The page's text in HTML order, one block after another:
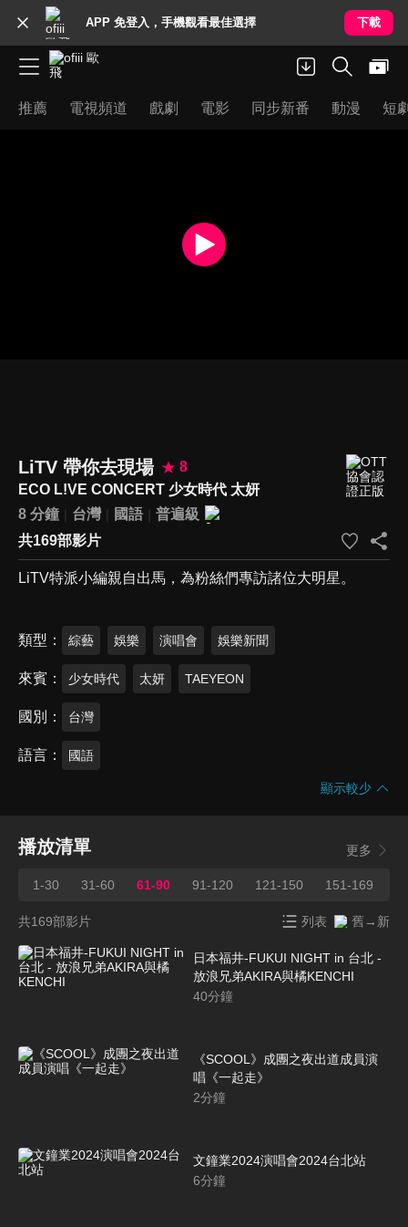
APP 免登入，手機觀看最佳選擇 下載
推薦 電視頻道 戲劇 電影 同步新番 動漫 短
LiTV 帶你去現場
8
ECO L!VE CONCERT 少女時代 太妍
8 分鐘
台灣 國語
普遍級
共169部影片
LiTV特派小編親自出馬，為粉絲們專訪諸位大明星。
類型 綜藝 娛樂 演唱會 娛樂新聞
來賓 少女時代 太妍 TAEYEON
國別 台灣
語言 國語
顯示較少
播放清單 更多
1-30 31-60 61-90 91-120 121-150 151-169
共169部影片 列表 舊→新
日本福井-FUKUI NIGHT in 台北 -
放浪兄弟AKIRA與橘KENCHI
40分鐘
《SCOOL》成團之夜出道成員演
唱《一起走》
2分鐘
文鐘業2024演唱會2024台北站
6分鐘